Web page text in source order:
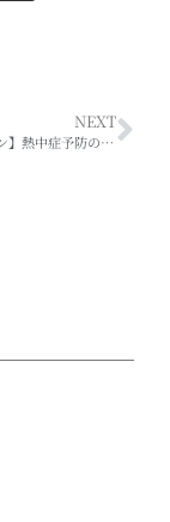
NEXT
【ママのビタミン】熱中症予防のために